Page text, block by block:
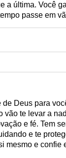
a última. Você
passe em
Deus para
te levar a
e fé. Tem
e te
mesmo e confie